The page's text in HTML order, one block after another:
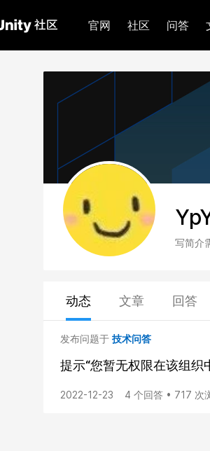
官网 社区 问答
写简介
动态 文章 回答
发布问题于 技术问答
提示“您暂无权限在该组织
2022-12-23 4 个回答 • 717 次